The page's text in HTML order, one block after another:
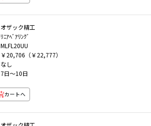
オザック精工
ﾘﾆｱﾍﾞｱﾘﾝｸﾞ
MLFL20UU
￥20,706（￥22,777）
なし
7日～10日
カートへ